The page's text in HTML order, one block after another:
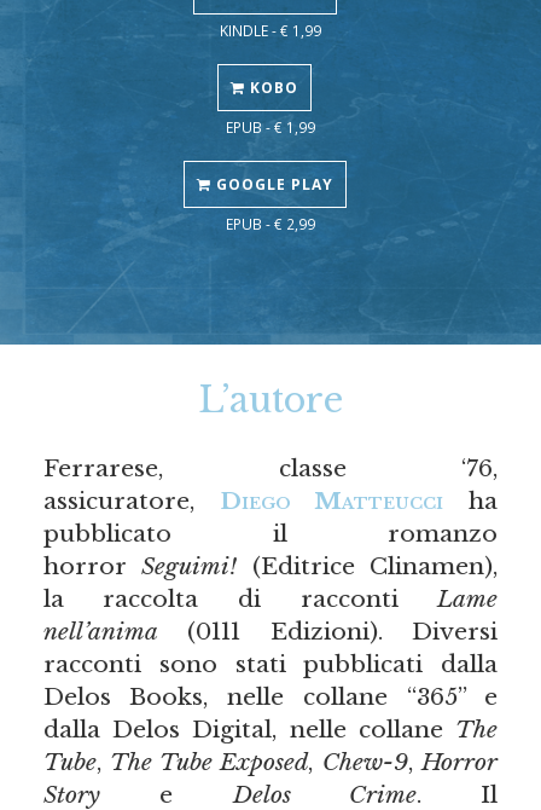
KINDLE - € 1,99
KOBO
EPUB - € 1,99
GOOGLE PLAY
EPUB - € 2,99
L’autore
Ferrarese, classe ‘76,
assicuratore, Diego Matteucci ha
pubblicato il romanzo
horrorSeguimi! (Editrice Clinamen),
la raccolta di raccontiLame
nell’anima (0111 Edizioni). Diversi
racconti sono stati pubblicati dalla
Delos Books, nelle collane “365” e
dalla Delos Digital, nelle collane The
Tube, The Tube Exposed, Chew-9,Horror
StoryeDelos Crime. Il